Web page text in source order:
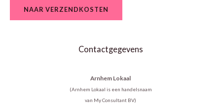
NAAR VERZENDKOSTEN
Contactgegevens
Arnhem Lokaal
(Arnhem Lokaal is een handelsnaam
van My Consultant BV)